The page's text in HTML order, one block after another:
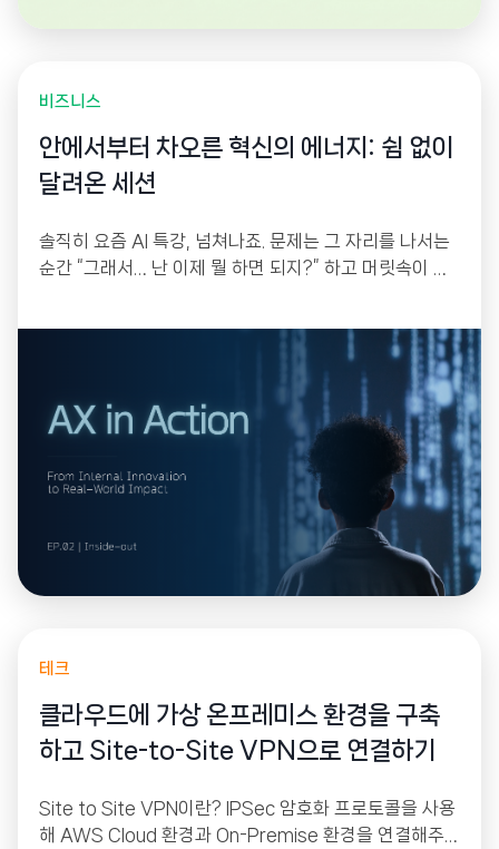
비즈니스
안에서부터 차오른 혁신의 에너지: 쉼 없이
달려온 세션
솔직히 요즘 AI 특강, 넘쳐나죠. 문제는 그 자리를 나서는
순간 “그래서… 난 이제 뭘 하면 되지?” 하고 머릿속이 하
는 자리가 아니라, 각자 자기 업무의 골칫거리를 하나씩
들고 와서 그 자리에서 직접 만들어 가는 워크샵으로 설계
했거든요.
테크
클라우드에 가상 온프레미스 환경을 구축
하고 Site-to-Site VPN으로 연결하기
Site to Site VPN이란? IPSec 암호화 프로토콜을 사용
해 AWS Cloud 환경과 On-Premise 환경을 연결해주